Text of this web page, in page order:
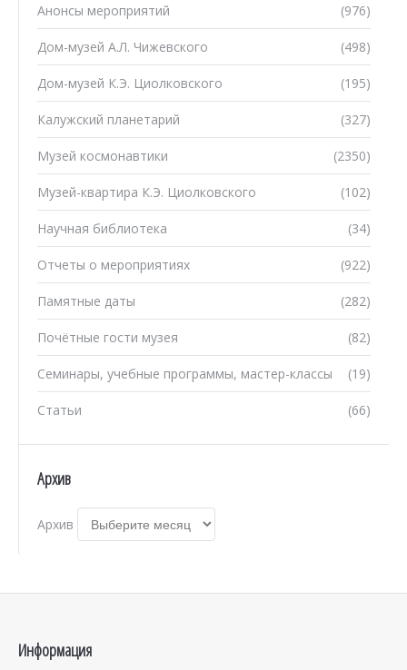
(976)
Анонсы мероприятий
(498)
Дом-музей А.Л. Чижевского
(195)
Дом-музей К.Э. Циолковского
(327)
Калужский планетарий
(2350)
Музей космонавтики
(102)
Музей-квартира К.Э. Циолковского
(34)
Научная библиотека
(922)
Отчеты о мероприятиях
(282)
Памятные даты
(82)
Почётные гости музея
(19)
Семинары, учебные программы, мастер-классы
(66)
Статьи
Архив
Архив
Информация